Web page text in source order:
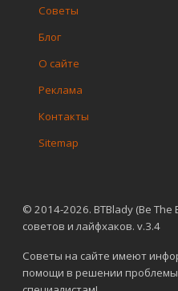
© 2014-2026. BTBlady (Be
советов и лайфхаков. v.3.4
Советы на сайте имеют
помощи в решении проблемы,
Советы
Блог
О сайте
Реклама
Контакты
Sitemap